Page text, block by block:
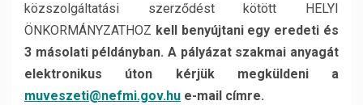
közszolgáltatási szerződést kötött HELYI
ÖNKORMÁNYZATHOZ kell benyújtani egy eredeti és
3 másolati példányban. A pályázat szakmai anyagát
elektronikus úton kérjük megküldeni a
muveszeti@nefmi.gov.hu e-mail címre.